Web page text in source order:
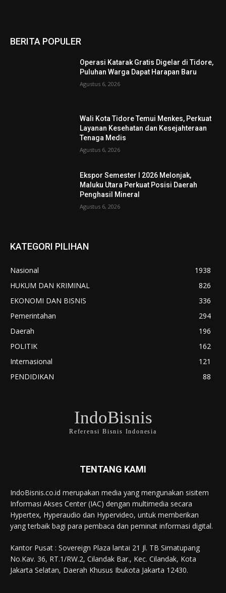
BERITA POPULER
Operasi Katarak Gratis Digelar di Tidore,
Puluhan Warga Dapat Harapan Baru
Agustus 6, 2026
Wali Kota Tidore Temui Menkes, Perkuat
Layanan Kesehatan dan Kesejahteraan
Tenaga Medis
Agustus 6, 2026
Ekspor Semester I 2026 Melonjak,
Maluku Utara Perkuat Posisi Daerah
Penghasil Mineral
Agustus 6, 2026
KATEGORI PILIHAN
Nasional
1938
HUKUM DAN KRIMINAL
826
EKONOMI DAN BISNIS
336
Pemerintahan
294
Daerah
196
POLITIK
162
Internasional
121
PENDIDIKAN
88
IndoBisnis
Referensi Bisnis Indonesia
TENTANG KAMI
IndoBisnis.co.id merupakan media yang mengunakan sisitem
Informasi Akses Center (IAC) dengan multimedia secara
Hypertex, Hyperaudio dan Hypervideo, untuk memberikan
yang terbaik bagi para pembaca dan peminat informasi digital.
Kantor Pusat : Sovereign Plaza lantai 21 Jl. TB Simatupang
No.Kav. 36, RT.1/RW.2, Cilandak Bar., Kec. Cilandak, Kota
Jakarta Selatan, Daerah Khusus Ibukota Jakarta 12430.